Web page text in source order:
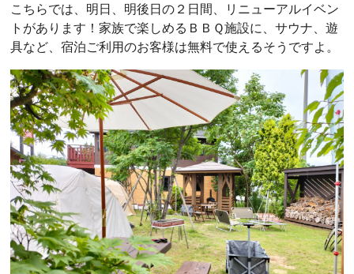
k
こちらでは、明日、明後日の２日間、リニューアルイベン
トがあります！家族で楽しめるＢＢＱ施設に、サウナ、遊
具など、宿泊ご利用のお客様は無料で使えるそうですよ。